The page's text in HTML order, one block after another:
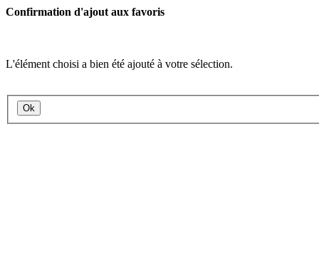
Confirmation d'ajout aux favoris
L'élément choisi a bien été ajouté à votre sélection.